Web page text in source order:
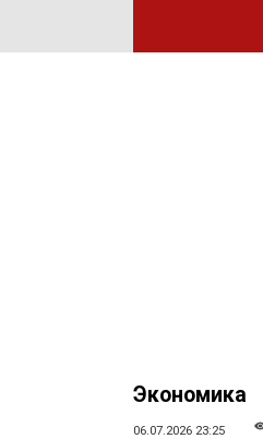
Экономика
06.07.2026 23:25